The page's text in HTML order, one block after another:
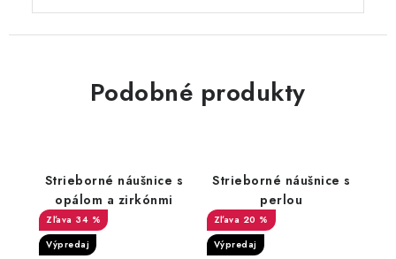
Podobné produkty
Strieborné náušnice s
opálom a zirkónmi
34 %
Výpredaj
Strieborné náušnice s
perlou
20 %
Výpredaj